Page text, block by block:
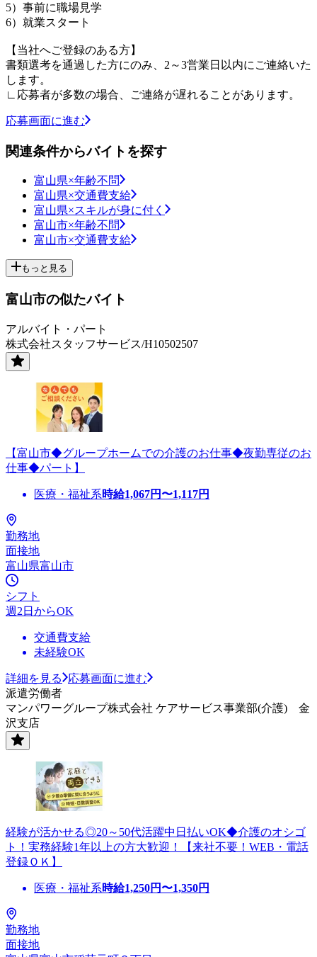
5）事前に職場見学
6）就業スタート
【当社へご登録のある方】
書類選考を通過した方にのみ、2～3営業日以内にご連絡いた
します。
∟応募者が多数の場合、ご連絡が遅れることがあります。
応募画面に進む
関連条件からバイトを探す
富山県×年齢不問
富山県×交通費支給
富山県×スキルが身に付く
富山市×年齢不問
富山市×交通費支給
もっと見る
富山市の似たバイト
アルバイト・パート
株式会社スタッフサービス/H10502507
【富山市◆グループホームでの介護のお仕事◆夜勤専従のお
仕事◆パート】
医療・福祉系時給1,067円〜1,117円
勤務地
面接地
富山県富山市
シフト
週2日からOK
交通費支給
未経験OK
詳細を見る
応募画面に進む
派遣労働者
マンパワーグループ株式会社 ケアサービス事業部(介護) 金
沢支店
経験が活かせる◎20～50代活躍中日払いOK◆介護のオシゴ
ト！実務経験1年以上の方大歓迎！【来社不要！WEB・電話
登録ＯＫ】
医療・福祉系時給1,250円〜1,350円
勤務地
面接地